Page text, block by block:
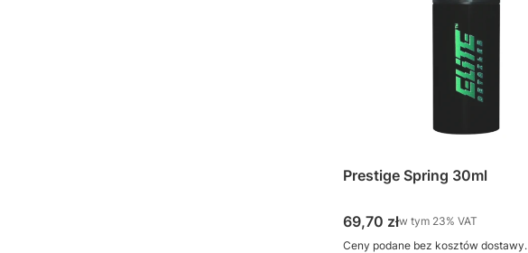
Prestige Spring 30ml
Cena brutto
69,70 złw tym %s VAT
w tym 23% VAT
Ceny podane bez kosztów dostawy.